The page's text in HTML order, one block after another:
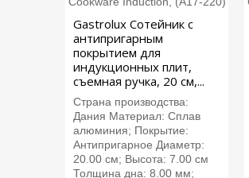
Gastrolux Сотейник с
антипригарным
покрытием для
индукционных плит,
съемная ручка, 20 см,...
Страна производства:
Дания Материал: Сплав
алюминия; Покрытие:
Антипригарное Диаметр:
20.00 см; Высота: 7.00 см
Толщина дна: 8.00 мм;